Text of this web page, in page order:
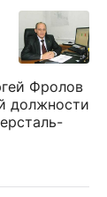
Фролов
должности